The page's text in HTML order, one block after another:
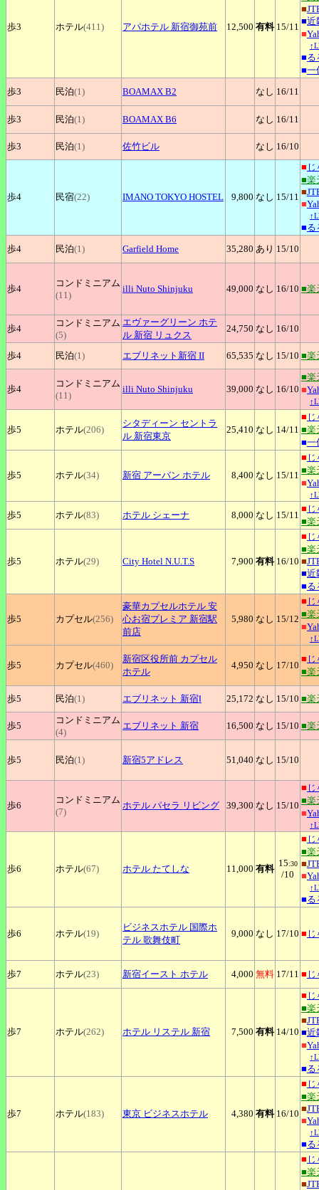
歩3 ホテル(411) アパホテル 新宿御苑前 12,500 有料 15/11
■
■近
■
■る
■一
歩3
民泊(1) BOAMAX B2 なし 16/11
歩3 民泊(1) BOAMAX B6 なし 16/11
歩3 民泊(1) 佐竹ビル なし 16/10
歩4 民宿(22) IMANO TOKYO HOSTEL 9,800 なし 15/11
■
■楽
■
■
■る
歩4
民泊(1) Garfield Home 35,280 あり 15/10
歩4
コンドミニアム
(11)
illi Nuto Shinjuku 49,000 なし 16/10 ■楽
歩4
コンドミニアム
(5)
エヴァーグリーン ホテ
ル 新宿 リュクス
24,750 なし 16/10
歩4 民泊(1) エブリネット新宿 II 65,535 なし 15/10 ■楽
歩4
コンドミニアム
(11)
illi Nuto Shinjuku 39,000 なし 16/10
■楽
■
歩5 ホテル(206)
シタディーン セントラ
ル 新宿東京
25,410 なし 14/11
■
■楽
■一
歩5 ホテル(34) 新宿 アーバン ホテル 8,400 なし 15/11
■
■楽
■
歩5 ホテル(83) ホテル シェーナ 8,000 なし 15/11
■
■楽
歩5 ホテル(29) City Hotel N.U.T.S 7,900 有料 16/10
■
■楽
■
■近
■る
歩5 カプセル(256)
豪華カプセルホテル 安
心お宿プレミア 新宿駅
前店
5,980 なし 15/12
■
■楽
■
歩5 カプセル(460)
新宿区役所前 カプセル
ホテル
4,950 なし 17/10
■
■楽
歩5 民泊(1) エブリネット 新宿Ⅰ 25,172 なし 15/10 ■楽
歩5
コンドミニアム
(4)
エブリネット 新宿 16,500 なし 15/10 ■楽
歩5 民泊(1) 新宿5アドレス 51,040 なし 15/10
歩6
コンドミニアム
(7)
ホテル パセラ リビング 39,300 なし 15/10
■
■楽
■
歩6 ホテル(67) ホテル たてしな 11,000 有料
15:30
/10
■
■楽
■
■
■る
歩6 ホテル(19)
ビジネスホテル 国際ホ
テル 歌舞伎町
9,000 なし 17/10 ■
歩7 ホテル(23) 新宿イースト ホテル 4,000 無料 17/11 ■
歩7 ホテル(262) ホテル リステル 新宿 7,500 有料 14/10
■
■楽
■
■近
■
■る
歩7 ホテル(183) 東京 ビジネスホテル 4,380 有料 16/10
■
■楽
■
■
■る
■
■楽
■